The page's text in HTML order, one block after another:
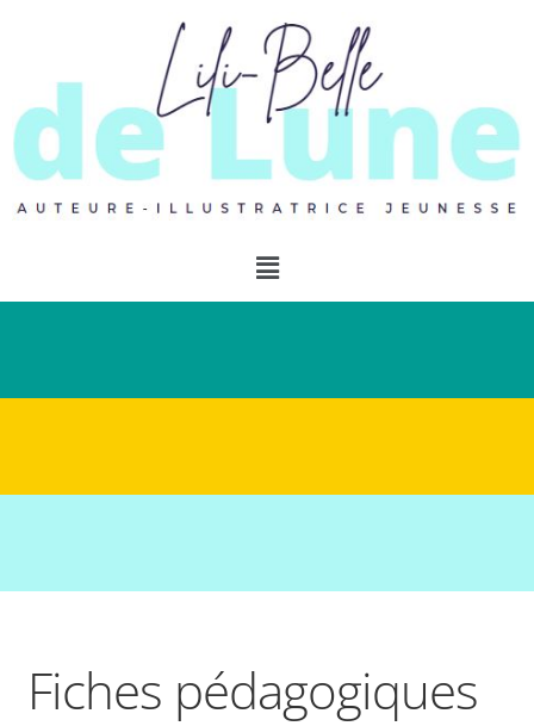
Fiches pédagogiques